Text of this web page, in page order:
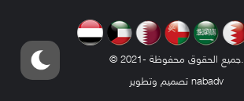
© 2021- جميع الحقوق محفوظة.
nabadv